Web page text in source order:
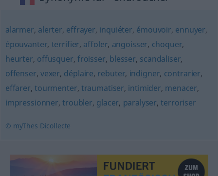
alarmer, alerter, effrayer, inquiéter, émouvoir, ennuyer,
épouvanter, terrifier, affoler, angoisser, choquer,
heurter, offusquer, froisser, blesser, scandaliser,
offenser, vexer, déplaire, rebuter, indigner, contrarier,
effarer,tourmenter, traumatiser, intimider, menacer,
impressionner,troubler, glacer, paralyser,terroriser
© myThes Dicollecte